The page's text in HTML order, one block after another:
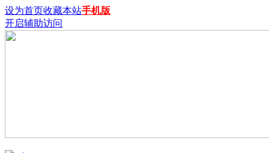
设为首页收藏本站手机版
开启辅助访问